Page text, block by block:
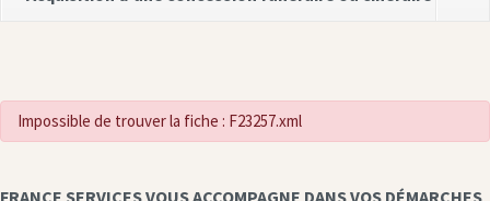
Impossible de trouver la fiche : F23257.xml